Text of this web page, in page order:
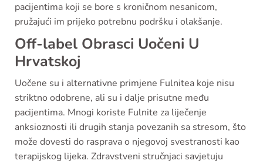
pacijentima koji se bore s kroničnom nesanicom,
pružajući im prijeko potrebnu podršku i olakšanje.
Off-label Obrasci Uočeni U
Hrvatskoj
Uočene su i alternativne primjene Fulnitea koje nisu
striktno odobrene, ali su i dalje prisutne među
pacijentima. Mnogi koriste Fulnite za liječenje
anksioznosti ili drugih stanja povezanih sa stresom, što
može dovesti do rasprava o njegovoj svestranosti kao
terapijskog lijeka. Zdravstveni stručnjaci savjetuju